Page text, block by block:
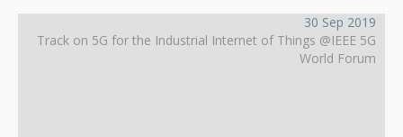
30 Sep 2019
Track on 5G for the Industrial Internet of Things @IEEE 5G
World Forum